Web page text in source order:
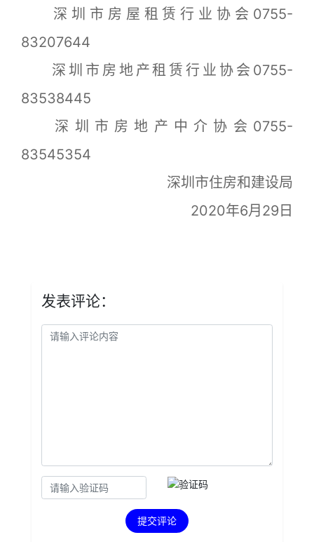
深圳市房屋租赁行业协会0755-
83207644
深圳市房地产租赁行业协会0755-
83538445
深圳市房地产中介协会0755-
83545354
深圳市住房和建设局
2020年6月29日
发表评论：
提交评论